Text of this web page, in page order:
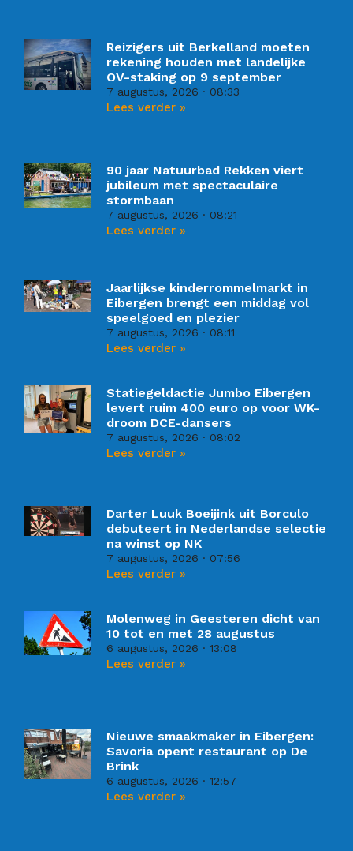
Reizigers uit Berkelland moeten
rekening houden met landelijke
OV-staking op 9 september
7 augustus, 2026 08:33
Lees verder »
90 jaar Natuurbad Rekken viert
jubileum met spectaculaire
stormbaan
7 augustus, 2026 08:21
Lees verder »
Jaarlijkse kinderrommelmarkt in
Eibergen brengt een middag vol
speelgoed en plezier
7 augustus, 2026 08:11
Lees verder »
Statiegeldactie Jumbo Eibergen
levert ruim 400 euro op voor WK-
droom DCE-dansers
7 augustus, 2026 08:02
Lees verder »
Darter Luuk Boeijink uit Borculo
debuteert in Nederlandse selectie
na winst op NK
7 augustus, 2026 07:56
Lees verder »
Molenweg in Geesteren dicht van
10 tot en met 28 augustus
6 augustus, 2026 13:08
Lees verder »
Nieuwe smaakmaker in Eibergen:
Savoria opent restaurant op De
Brink
6 augustus, 2026 12:57
Lees verder »